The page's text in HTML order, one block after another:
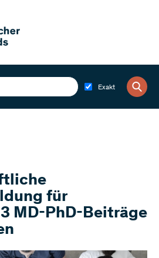
Exakt
für
MD-PhD-Beiträge